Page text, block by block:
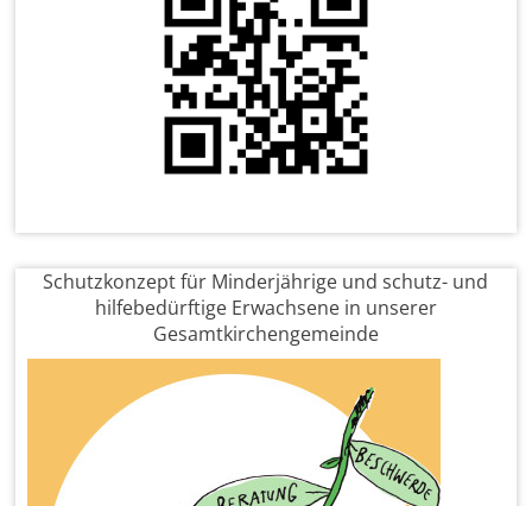
Schutzkonzept für Minderjährige und schutz- und
hilfebedürftige Erwachsene in unserer
Gesamtkirchengemeinde